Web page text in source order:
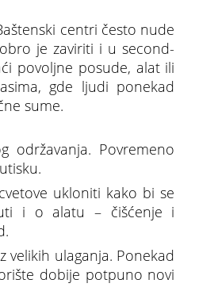
centri često nude
je zaviriti i u second-
povoljne posude, alat ili
gde ljudi ponekad
sume.
održavanja. Povremeno
ukloniti kako bi se
i o alatu – čišćenje i
velikih ulaganja. Ponekad
dobije potpuno novi